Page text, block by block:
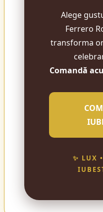
Alege
Ferrero
transforma
Comandă
✨ LUX